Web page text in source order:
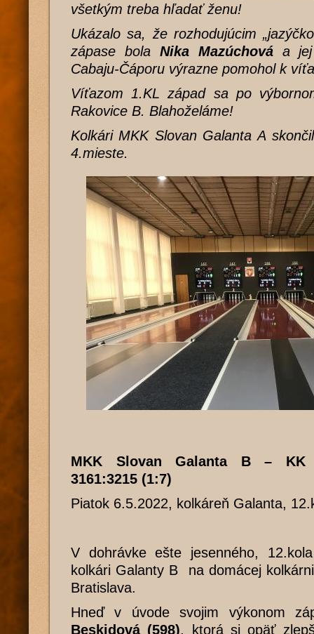
všetkým treba hľadať ženu!
Ukázalo sa, že rozhodujúcim
zápase bola Nika Mazúchováa jej
Cabaju-Čáporu výrazne pomohol k
Víťazom 1.KL západ sa po
Rakovice B. Blahoželáme!
Kolkári MKK Slovan Galanta A
4.mieste.
MKK Slovan Galanta B – KK
3161:3215 (1:7)
Piatok 6.5.2022, kolkáreň Galanta,
V dohrávke ešte jesenného,
kolkári Galanty B na domácej
Bratislava.
Hneď v úvode svojim výkonom
Beskidová (598), ktorá si opäť